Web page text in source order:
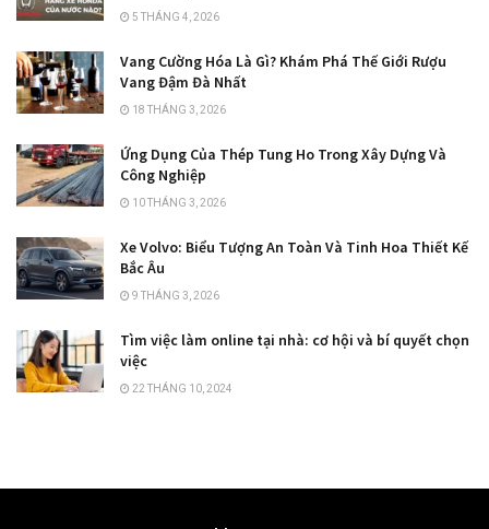
5 THÁNG 4, 2026
Vang Cường Hóa Là Gì? Khám Phá Thế Giới Rượu
Vang Đậm Đà Nhất
18 THÁNG 3, 2026
Ứng Dụng Của Thép Tung Ho Trong Xây Dựng Và
Công Nghiệp
10 THÁNG 3, 2026
Xe Volvo: Biểu Tượng An Toàn Và Tinh Hoa Thiết Kế
Bắc Âu
9 THÁNG 3, 2026
Tìm việc làm online tại nhà: cơ hội và bí quyết chọn
việc
22 THÁNG 10, 2024